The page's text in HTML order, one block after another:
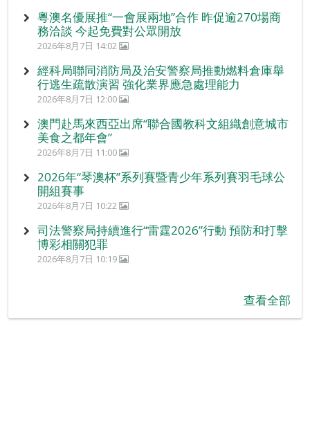
粵澳名優展推“一會展兩地”合作 昨促逾270場商
務洽談 今起免費對公眾開放
2026年8月7日 14:02
經科局聯同消防局及治安警察局推動燃料倉庫舉
行逃生疏散演習 強化業界應急處理能力
2026年8月7日 12:00
澳門赴馬來西亞出席“聯合國教科文組織創意城市
美食之都年會”
2026年8月7日 11:00
2026年“琴澳杯”系列賽暨青少年系列賽羽毛球公
開組賽事
2026年8月7日 10:22
司法警察局持續進行“雷霆2026”行動 預防和打擊
博彩相關犯罪
2026年8月7日 10:19
查看全部